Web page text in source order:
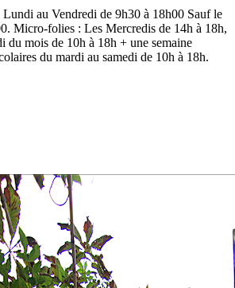
au Vendredi de 9h30 à 18h00 Sauf le
Micro-folies : Les Mercredis de 14h à 18h,
du mois de 10h à 18h + une semaine
du mardi au samedi de 10h à 18h.